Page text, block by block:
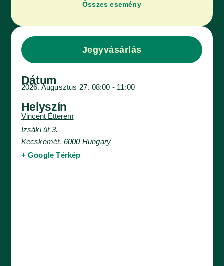
Összes esemény
Jegyvásárlás
Dátum
2026. Augusztus 27. 08:00 - 11:00
Helyszín
Vincent Étterem
Izsáki út 3.
Kecskemét, 6000 Hungary
+ Google Térkép